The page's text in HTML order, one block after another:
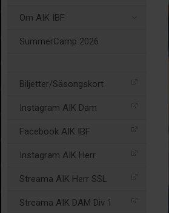
Om AIK IBF
SummerCamp 2026
Biljetter/Säsongskort
Instagram AIK Dam
Facebook AIK IBF
Instagram AIK Herr
Streama AIK Herr SSL
Streama AIK DAM Div 1